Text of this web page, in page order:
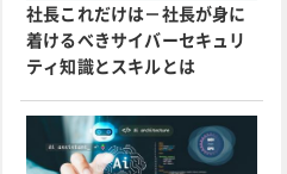
社長これだけは－社長が身に
着けるべきサイバーセキュリ
ティ知識とスキルとは